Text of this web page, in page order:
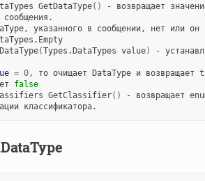
GetDataType() - возвращает
сообщения.
указанного в сообщении, нет или он
(Types.DataTypes value) -
= 0, то очищает DataType и возвращает
false
GetClassifier() - возвращает